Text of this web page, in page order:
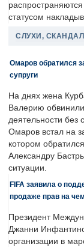
статусом
СЛУХИ,
Омаров обратился
супруги
На днях жена
Валерию
деятельности без
Омаров встал на
котором
Александру
ситуации.
FIFA заявила о
продаже прав на
Президент
Джанни
организации в